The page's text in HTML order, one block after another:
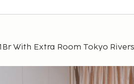
With Extra Room Tokyo